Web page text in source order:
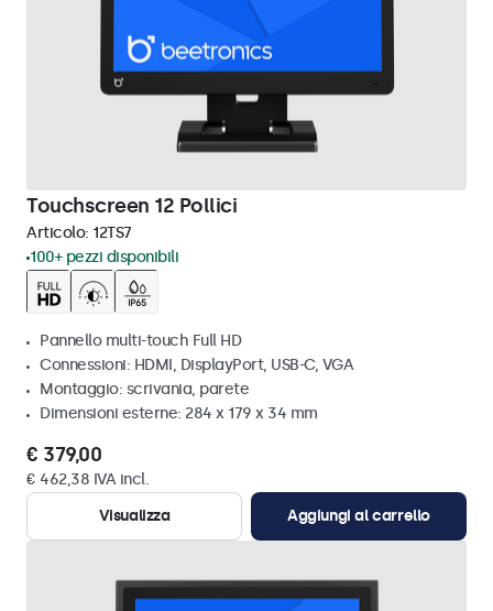
Touchscreen 12 Pollici
Articolo: 12TS7
100+ pezzi disponibili
Pannello multi-touch Full HD
Connessioni: HDMI, DisplayPort, USB-C, VGA
Montaggio: scrivania, parete
Dimensioni esterne: 284 x 179 x 34 mm
€ 379,00
€ 462,38 IVA incl.
Visualizza
Aggiungi al carrello